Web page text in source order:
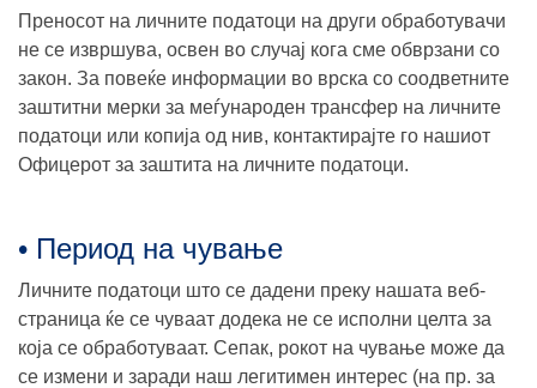
Преносот на личните податоци на други обработувачи
не се извршува, освен во случај кога сме обврзани со
закон. За повеќе информации во врска со соодветните
заштитни мерки за меѓународен трансфер на личните
податоци или копија од нив, контактирајте го нашиот
Офицерот за заштита на личните податоци.
• Период на чување
Личните податоци што се дадени преку нашата веб-
страница ќе се чуваат додека не се исполни целта за
која се обработуваат. Сепак, рокот на чување може да
се измени и заради наш легитимен интерес (на пр. за